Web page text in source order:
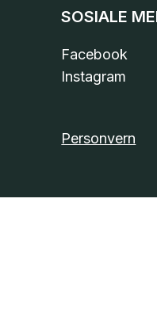
SOSIALE
Facebook
Instagram
Personvern